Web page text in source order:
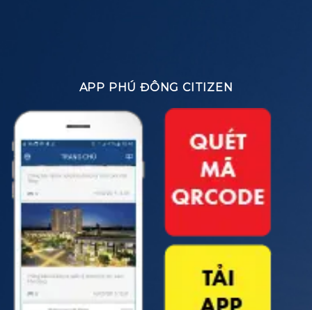
APP PHÚ ĐÔNG CITIZEN